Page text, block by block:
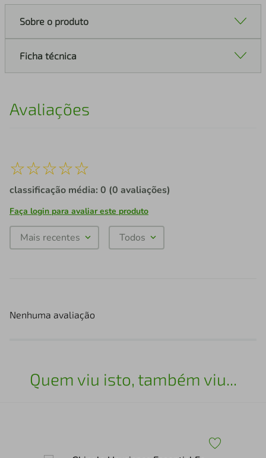
Sobre o produto
Ficha técnica
Avaliações
☆☆☆☆☆
classificação média: 0 (0 avaliações)
Faça login para avaliar este produto
Mais recentes Todos
Nenhuma avaliação
Quem viu isto, também viu...